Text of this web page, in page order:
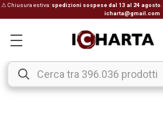
⚠ Chiusura estiva: spedizioni sospese dal 13 al 24 agosto
icharta@gmail.com